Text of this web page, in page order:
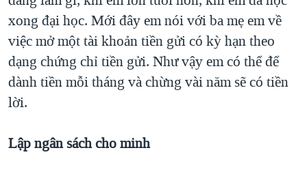
xong đại học. Mới đây em nói với ba mẹ em về
việc mở một tài khoản tiền gửi có kỳ hạn theo
dạng chứng chỉ tiền gửi. Như vậy em có thể để
dành tiền mỗi tháng và chừng vài năm sẽ có tiền
lời.
Lập ngân sách cho minh